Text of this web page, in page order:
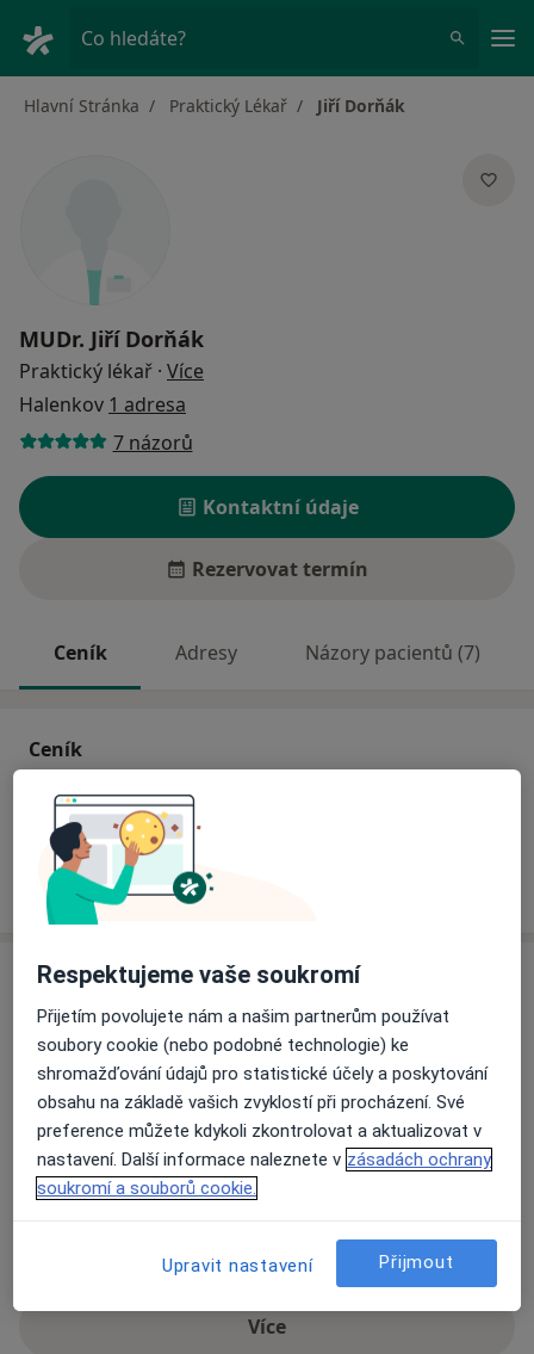
Co hledáte?
Hlavní Stránka Praktický Lékař Jiří Dorňák
MUDr. Jiří Dorňák
Praktický lékař · Více
Halenkov 1 adresa
7 názorů
Kontaktní údaje
Rezervovat termín
Ceník Adresy Názory pacientů (7)
Ceník
Informace o službách a cenách nejsou k dispozici
Tento specialista ještě nepřidával žádné informace o
Adresa
Praktický lékař pro dospělé
č.d. 654, Halenkov 75603
Přiblížit mapuse otevře v nové záložce
Dostupnost
Na této adrese online kalendář není aktivní
Víceo adrese
Respektujeme vaše soukromí
Přijetím povolujete nám a našim partnerům používat
soubory cookie (nebo podobné technologie) ke
shromažďování údajů pro statistické účely a poskytování
obsahu na základě vašich zvyklostí při procházení. Své
preference můžete kdykoli zkontrolovat a aktualizovat v
nastavení. Další informace naleznete v zásadách ochrany
soukromí a souborů cookie.
Upravit nastavení Přijmout